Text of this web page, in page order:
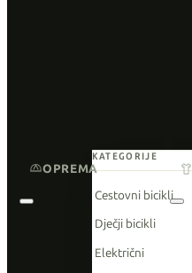
KATEGORIJE
Cestovni bicikli
Dječji bicikli
Električni
OPREMA